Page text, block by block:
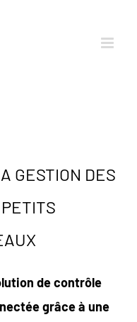
GESTION DES
de contrôle
grâce à une